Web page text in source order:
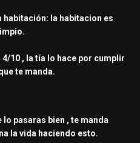
habitación: la habitacion es
10 , la tía lo hace por cumplir
te manda.
lo pasaras bien , te manda
la vida haciendo esto.